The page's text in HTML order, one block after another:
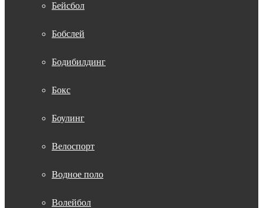
Бейсбол
Бобслей
Бодибилдинг
Бокс
Боулинг
Велоспорт
Водное поло
Волейбол